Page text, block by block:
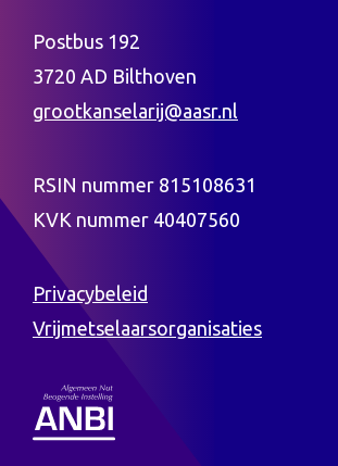
Postbus 192
3720 AD Bilthoven
grootkanselarij@aasr.nl
RSIN nummer 815108631
KVK nummer 40407560
Privacybeleid
Vrijmetselaarsorganisaties